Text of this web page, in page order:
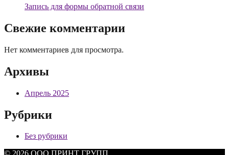
Запись для формы обратной связи
Свежие комментарии
Нет комментариев для просмотра.
Архивы
Апрель 2025
Рубрики
Без рубрики